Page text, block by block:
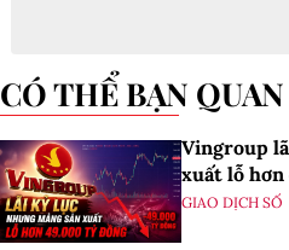
CÓ THỂ BẠN
Vingroup
xuất lỗ
GIAO DỊCH SỐ